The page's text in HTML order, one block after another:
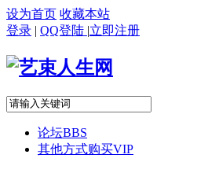
设为首页 收藏本站
登录 | QQ登陆 |立即注册
论坛BBS
其他方式购买VIP